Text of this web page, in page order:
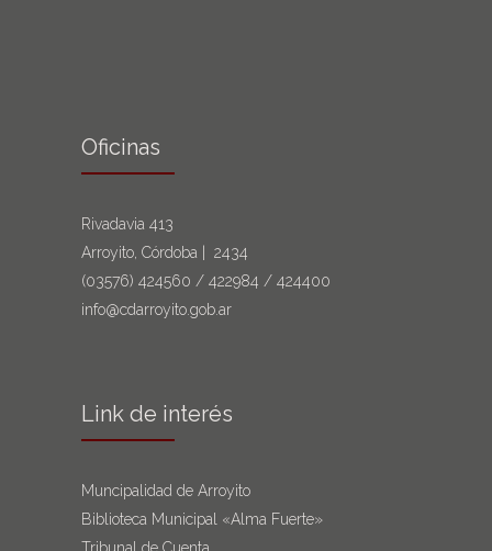
Oficinas
Rivadavia 413
Arroyito, Córdoba | 2434
(03576) 424560 / 422984 / 424400
info@cdarroyito.gob.ar
Link de interés
Muncipalidad de Arroyito
Biblioteca Municipal «Alma Fuerte»